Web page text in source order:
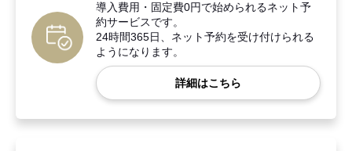
導入費用・固定費0円で始められるネット予
約サービスです。
24時間365日、ネット予約を受け付けられる
ようになります。
詳細はこちら